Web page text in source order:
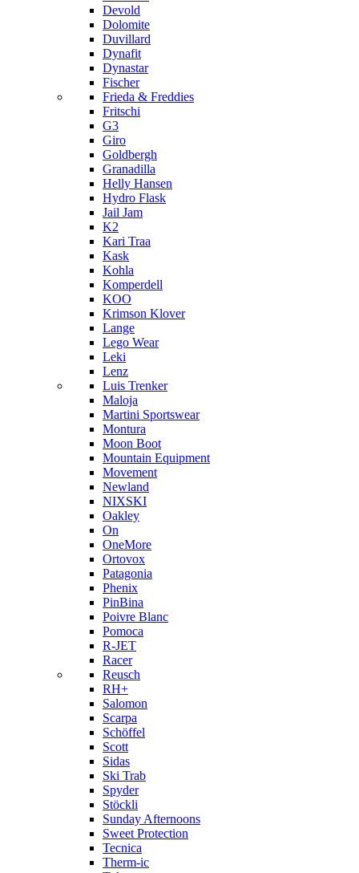
Devold
Dolomite
Duvillard
Dynafit
Dynastar
Fischer
Frieda & Freddies
Fritschi
G3
Giro
Goldbergh
Granadilla
Helly Hansen
Hydro Flask
Jail Jam
K2
Kari Traa
Kask
Kohla
Komperdell
KOO
Krimson Klover
Lange
Lego Wear
Leki
Lenz
Luis Trenker
Maloja
Martini Sportswear
Montura
Moon Boot
Mountain Equipment
Movement
Newland
NIXSKI
Oakley
On
OneMore
Ortovox
Patagonia
Phenix
PinBina
Poivre Blanc
Pomoca
R-JET
Racer
Reusch
RH+
Salomon
Scarpa
Schöffel
Scott
Sidas
Ski Trab
Spyder
Stöckli
Sunday Afternoons
Sweet Protection
Tecnica
Therm-ic